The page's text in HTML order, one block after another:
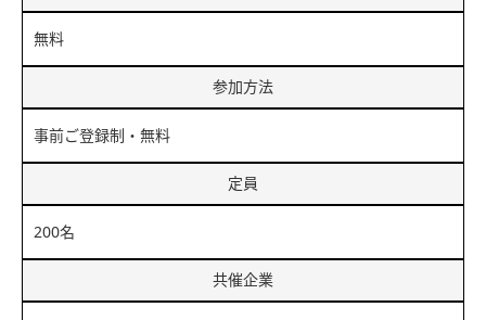
無料
参加方法
事前ご登録制・無料
定員
200名
共催企業